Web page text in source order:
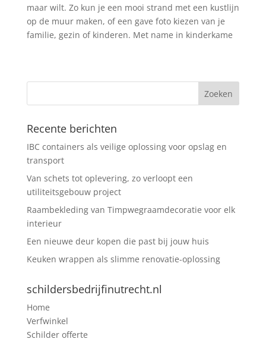
maar wilt. Zo kun je een mooi strand met een kustlijn
op de muur maken, of een gave foto kiezen van je
familie, gezin of kinderen. Met name in kinderkame
Recente berichten
IBC containers als veilige oplossing voor opslag en
transport
Van schets tot oplevering, zo verloopt een
utiliteitsgebouw project
Raambekleding van Timpwegraamdecoratie voor elk
interieur
Een nieuwe deur kopen die past bij jouw huis
Keuken wrappen als slimme renovatie-oplossing
schildersbedrijfinutrecht.nl
Home
Verfwinkel
Schilder offerte